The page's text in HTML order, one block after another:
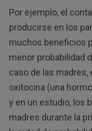
Por ejemplo, el
producirse en los
muchos beneficios
menor probabilidad
caso de las madres,
oxitocina (una
y en un estudio, los
madres durante la